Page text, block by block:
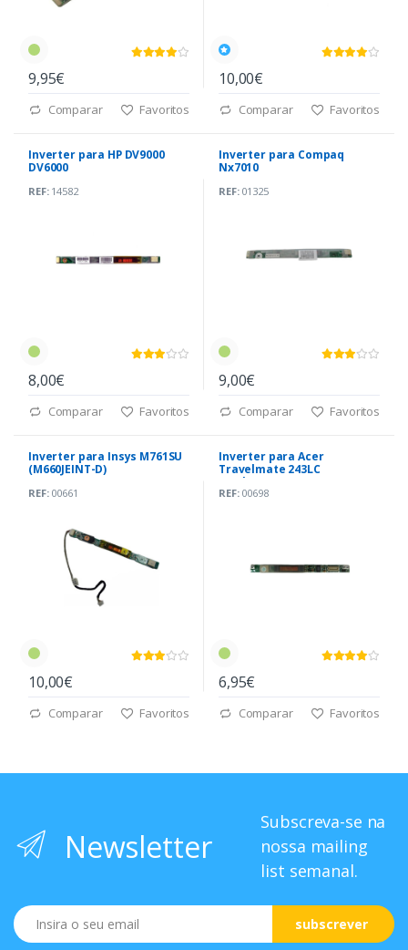
9,95€
Comparar Favoritos
10,00€
Comparar Favoritos
Inverter para HP DV9000
DV6000
REF:14582
8,00€
Comparar Favoritos
Inverter para Compaq
Nx7010
REF:01325
9,00€
Comparar Favoritos
Inverter para Insys M761SU
(M660JEINT-D)
REF:00661
10,00€
Comparar Favoritos
Inverter para Acer
Travelmate 243LC
(T62l194.06)
REF:00698
6,95€
Comparar Favoritos
Newsletter
Subscreva-se na
nossa mailing
list semanal.
Email
subscrever